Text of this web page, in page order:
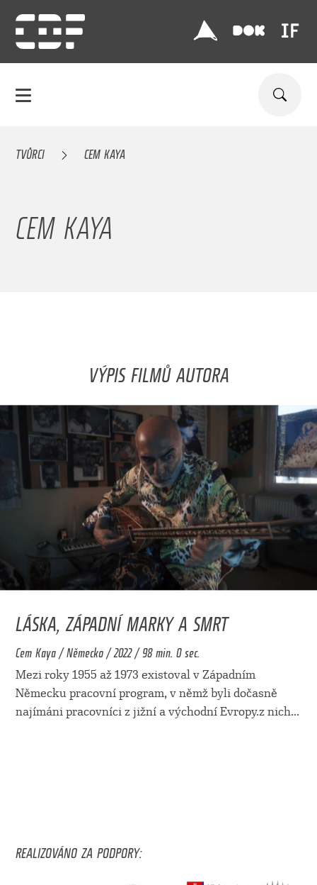
TVŮRCI CEM KAYA
CEM KAYA
VÝPIS FILMŮ AUTORA
LÁSKA, ZÁPADNÍ MARKY A SMRT
Cem Kaya / Německo / 2022 / 98 min. 0 sec.
Mezi roky 1955 až 1973 existoval v Západním
Německu pracovní program, v němž byli dočasně
najímáni pracovníci z jižní a východní Evropy.z nich...
REALIZOVÁNO ZA PODPORY: